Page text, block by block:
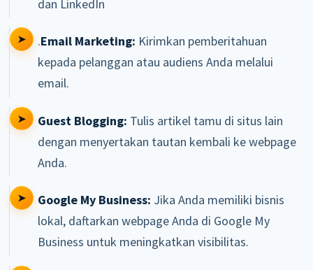
dan LinkedIn
.Email Marketing: Kirimkan pemberitahuan
kepada pelanggan atau audiens Anda melalui
email.
Guest Blogging: Tulis artikel tamu di situs lain
dengan menyertakan tautan kembali ke webpage
Anda.
Google My Business: Jika Anda memiliki bisnis
lokal, daftarkan webpage Anda di Google My
Business untuk meningkatkan visibilitas.